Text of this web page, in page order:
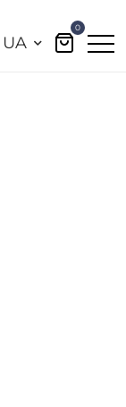
UA
0